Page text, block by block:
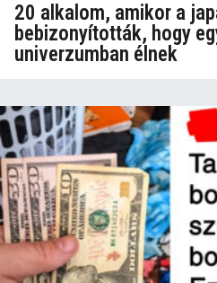
20 alkalom, amikor a
bebizonyították, hogy
univerzumban élnek